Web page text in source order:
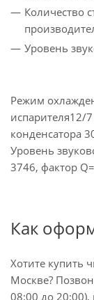
Количество
Уровень
Режим
испарителя12/
конденсатора
Уровень
3746, фактор
Как
Хотите купить
Москве?
08:00 до